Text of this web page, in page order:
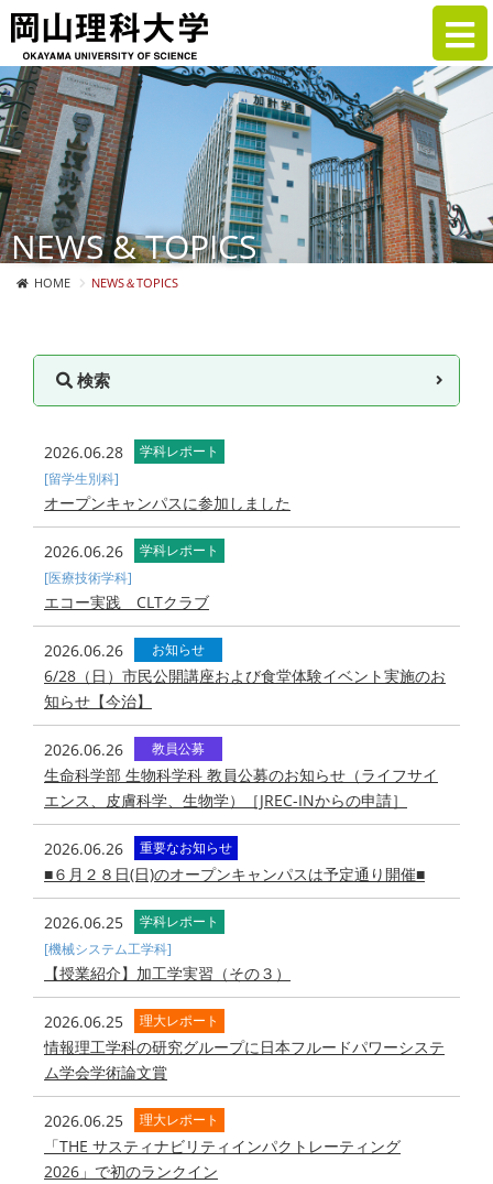
NEWS & TOPICS
HOME NEWS＆TOPICS
検索
2026.06.28
学科レポート
[留学生別科]
​オープンキャンパスに参加しました
2026.06.26
学科レポート
[医療技術学科]
エコー実践 CLTクラブ
2026.06.26 お知らせ
6/28（日）市民公開講座および食堂体験イベント実施のお
知らせ【今治】
2026.06.26 教員公募
生命科学部 生物科学科 教員公募のお知らせ（ライフサイ
エンス、皮膚科学、生物学）［JREC-INからの申請］
2026.06.26 重要なお知らせ
■６月２８日(日)のオープンキャンパスは予定通り開催■
2026.06.25
学科レポート
[機械システム工学科]
【授業紹介】加工学実習（その３）
2026.06.25 理大レポート
情報理工学科の研究グループに日本フルードパワーシステ
ム学会学術論文賞
2026.06.25 理大レポート
「THE サスティナビリティインパクトレーティング
2026」で初のランクイン